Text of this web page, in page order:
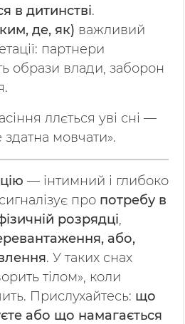
в дитинстві.
де, як) важливий
партнери
образи влади, заборон
ллється уві сні —
мовчати».
— інтимний і глибоко
про потребу в
розрядці,
або,
. У таких снах
тілом», коли
Прислухайтесь: що
або що намагається